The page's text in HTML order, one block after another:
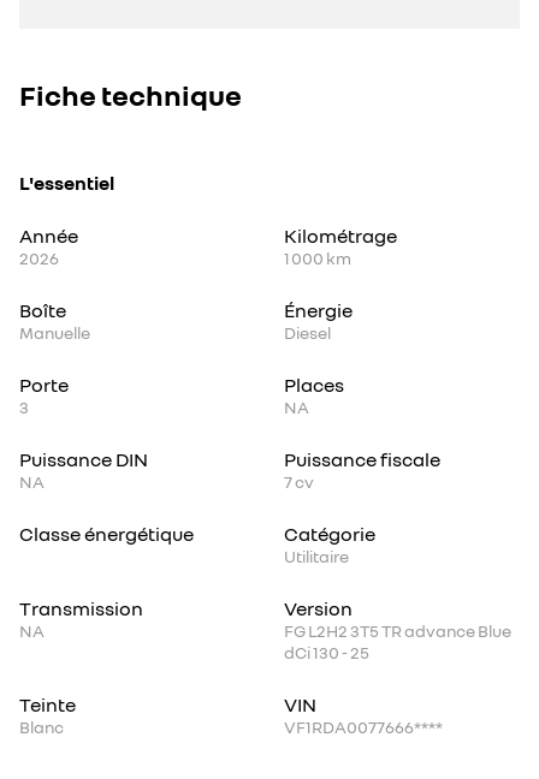
Fiche technique
L'essentiel
Année
2026
Kilométrage
1 000 km
Boîte
Manuelle
Énergie
Diesel
Porte
3
Places
NA
Puissance DIN
NA
Puissance fiscale
7cv
Classe énergétique Catégorie
Utilitaire
Transmission
NA
Version
FG L2H2 3T5 TR advance Blue
dCi 130 - 25
Teinte
Blanc
VIN
VF1RDA0077666****